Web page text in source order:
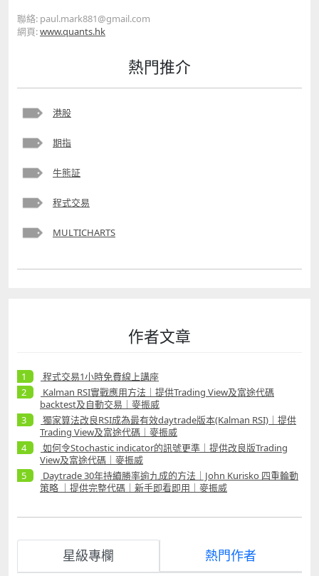
聯絡: paul.mark881@gmail.com
網頁:www.quants.hk
熱門推介
港股
期指
牛熊証
程式交易
MULTICHARTS
作者文章
程式交易1小時免費線上講座
Kalman RSI實戰應用方法｜提供Trading View及富途代碼
backtest及自動交易｜麥振威
獨家算法改良RSI成為最有效daytrade版本(Kalman RSI)｜提供
Trading View及富途代碼｜麥振威
如何令Stochastic indicator的訊號更準｜提供改良版Trading
View及富途代碼｜麥振威
Daytrade 30年持續勝率逾九成的方法｜John Kurisko 四重輪動
策略 ｜提供完整代碼｜新手即看即用｜麥振威
星級專欄 熱門作者